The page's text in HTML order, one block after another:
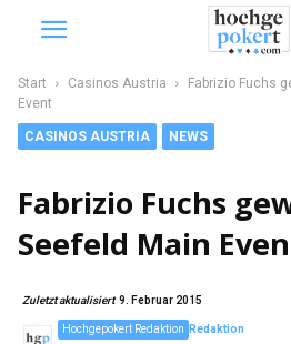
Start Casinos Austria
Fabrizio Fuchs
Event
CASINOS AUSTRIA NEWS
Fabrizio Fuchs
Seefeld Main
Zuletzt aktualisiert9. Februar 2015
Redaktion
Hochgepokert Redaktion